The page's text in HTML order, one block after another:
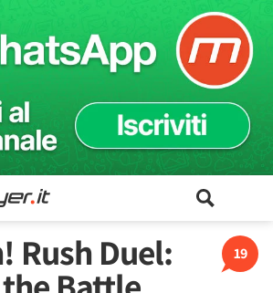
19
Rush Duel: